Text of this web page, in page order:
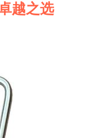
越之选